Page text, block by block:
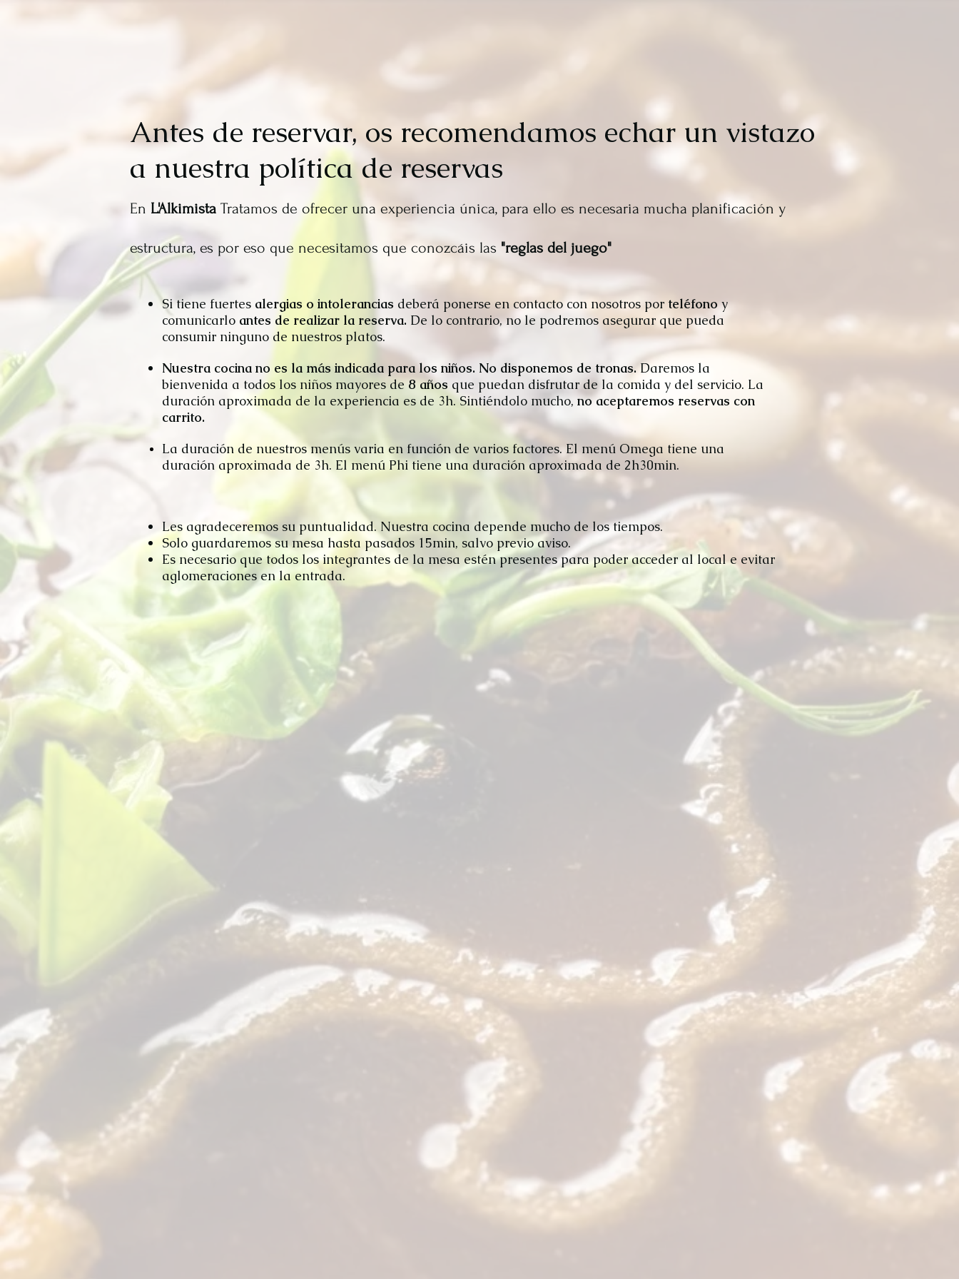
Antes de reservar, os recomendamos echar un vistazo
a nuestra política de reservas
En L'Alkimista Tratamos de ofrecer una experiencia única, para ello es necesaria mucha planificación y
estructura, es por eso que necesitamos que conozcáis las "reglas del juego"
Si tiene fuertes alergias o intolerancias deberá ponerse en contacto con nosotros por teléfonoy
comunicarlo antes de realizar la reserva. De lo contrario, no le podremos asegurar que pueda
consumir ninguno de nuestros platos.
Nuestra cocina no es la más indicada para los niños. No disponemos de tronas.Daremos la
bienvenida a todos los niños mayores de 8 años que puedan disfrutar de la comida y del servicio. La
duración aproximada de la experiencia es de 3h. Sintiéndolo mucho, no aceptaremos reservas con
carrito.
La duración de nuestros menús varia en función de varios factores. El menú Omega tiene una
duración aproximada de 3h. El menú Phi tiene una duración aproximada de 2h30min.
Les agradeceremos su puntualidad. Nuestra cocina depende mucho de los tiempos.
Solo guardaremos su mesa hasta pasados 15min, salvo previo aviso.
Es necesario que todos los integrantes de la mesa estén presentes para poder acceder al local e evitar
aglomeraciones en la entrada.